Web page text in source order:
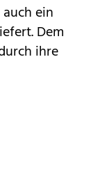
ein
Dem
ihre